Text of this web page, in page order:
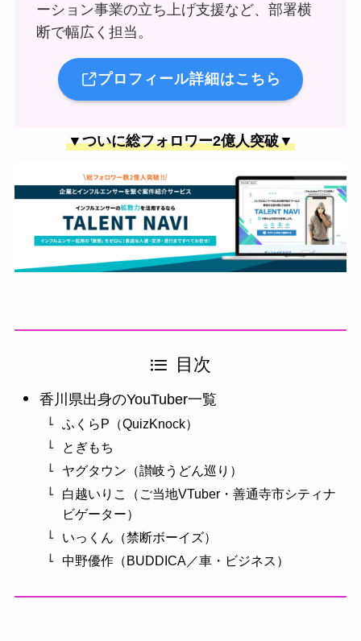
ーション事業の立ち上げ支援など、部署横
断で幅広く担当。
プロフィール詳細はこちら
▼ついに総フォロワー2億人突破▼
目次
香川県出身のYouTuber一覧
ふくらP（QuizKnock）
とぎもち
ヤグタウン（讃岐うどん巡り）
白越いりこ（ご当地VTuber・善通寺市シティナ
ビゲーター）
いっくん（禁断ボーイズ）
中野優作（BUDDICA／車・ビジネス）